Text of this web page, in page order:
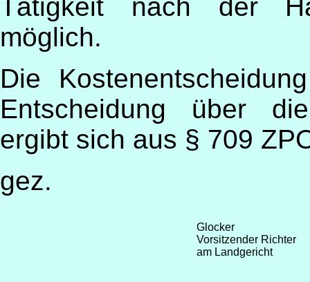
Tätigkeit nach der
möglich.
Die
Entscheidung über
ergibt sich aus § 709
gez.
Glocker
Vorsitzender Richter
am Landgericht